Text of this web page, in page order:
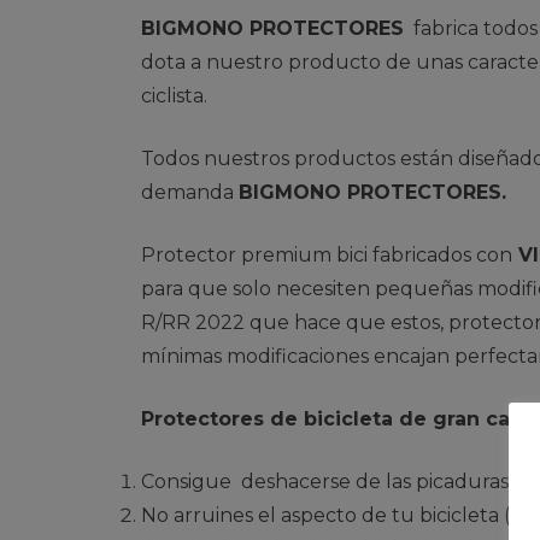
BIGMONO PROTECTORES fabrica todos
dota a nuestro producto de unas
ciclista.
Todos nuestros productos están
demanda BIGMONO PROTECTORES.
Protector premium bici fabricados con
para que solo necesiten pequeñas
R/RR 2022 que hace que estos,
mínimas modificaciones encajan
Protectores de bicicleta de gran
Consigue deshacerse de las picaduras,
No arruines el aspecto de tu bicicleta (